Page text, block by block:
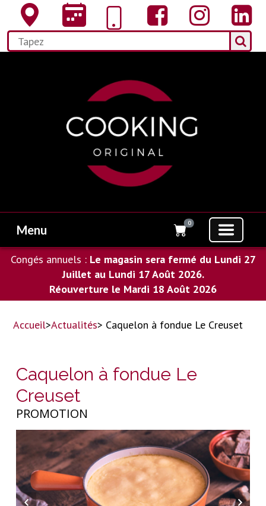
Menu 0
Congés annuels : Le magasin sera fermé du Lundi 27
Juillet au Lundi 17 Août 2026.
Réouverture le Mardi 18 Août 2026
Accueil>Actualités> Caquelon à fondue Le Creuset
Caquelon à fondue Le
Creuset
PROMOTION